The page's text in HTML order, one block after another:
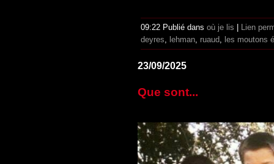
09:22 Publié dans où je lis
Lien
deyres, lehman, ruaud, les moutons
23/09/2025
Que sont...